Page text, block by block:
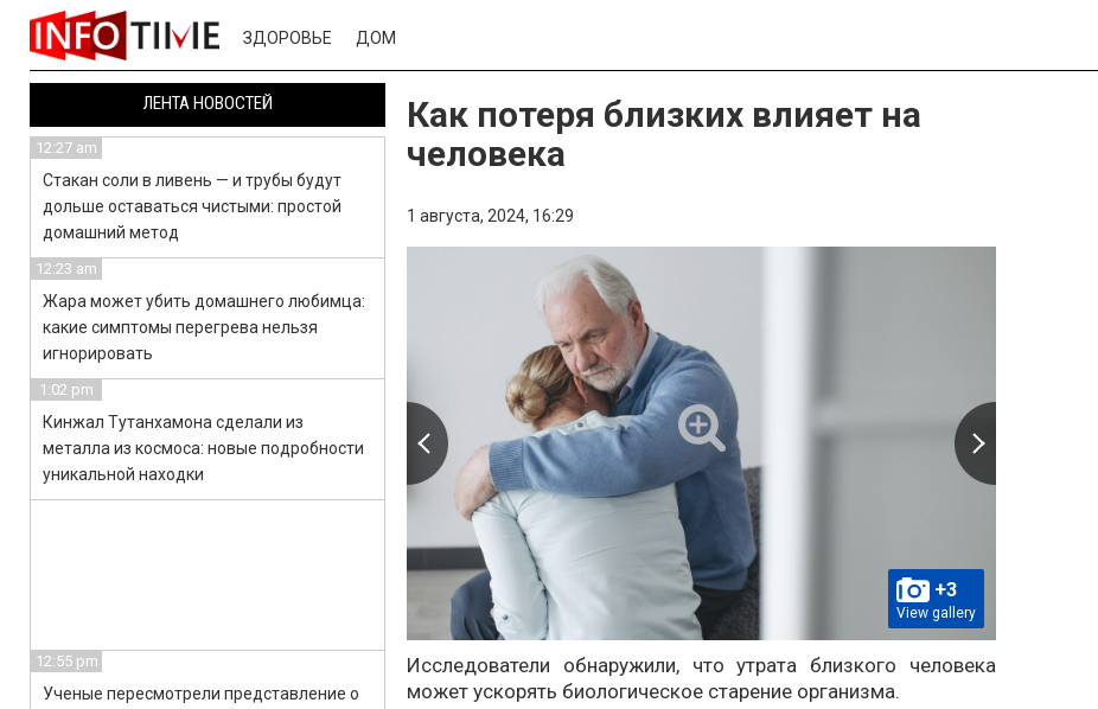
ЗДОРОВЬЕ ДОМ
Как потеря близких влияет на
человека
1 августа, 2024, 16:29
+3
View gallery
Исследователи обнаружили, что утрата близкого человека
может ускорять биологическое старение организма.
ЛЕНТА НОВОСТЕЙ
12:27 am
Стакан соли в ливень — и трубы будут
дольше оставаться чистыми: простой
домашний метод
12:23 am
Жара может убить домашнего любимца:
какие симптомы перегрева нельзя
игнорировать
1:02 pm
Кинжал Тутанхамона сделали из
металла из космоса: новые подробности
уникальной находки
12:55 pm
Ученые пересмотрели представление о